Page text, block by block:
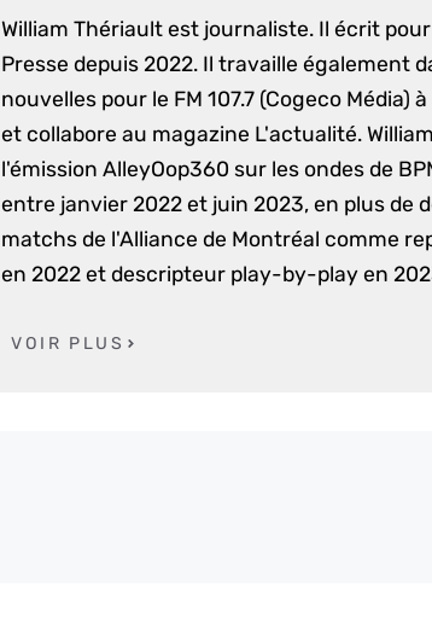
William Thériault est journaliste. Il écrit
Presse depuis 2022. Il travaille également
nouvelles pour le FM 107.7 (Cogeco Média)
et collabore au magazine L'actualité.
l'émission AlleyOop360 sur les ondes de
entre janvier 2022 et juin 2023, en plus de
matchs de l'Alliance de Montréal comme
en 2022 et descripteur play-by-play en
VOIR PLUS